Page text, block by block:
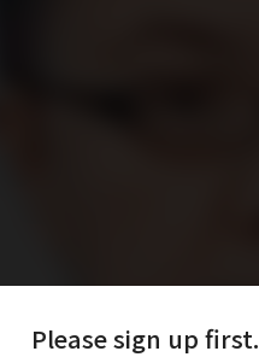
Please sign up first.